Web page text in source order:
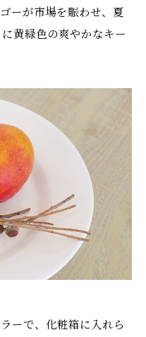
ーが市場を賑わせ、夏
黄緑色の爽やかなキー
ーで、化粧箱に入れら